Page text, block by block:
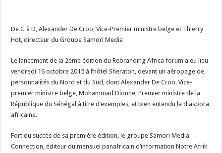
édition
du
Rebranding
De G à D, Alexander De Croo, Vice-Premier ministre belge et Thierry
Hot, directeur du Groupe Samori Media
Le lancement de la 2ème édition du Rebranding Africa forum a eu lieu
vendredi 16 octobre 2015 à l’hôtel Sheraton, devant un aéropage de
personnalités du Nord et du Sud, dont Alexander De Croo, Vice-
premier ministre belge, Mohammad Dionne, Premier ministre de la
République du Sénégal à titre d’exemples, et bien entendu la diaspora
africaine.
Fort du succès de sa première édition, le groupe Samori Media
Connection, éditeur du mensuel panafricain d’information Notre Afrik